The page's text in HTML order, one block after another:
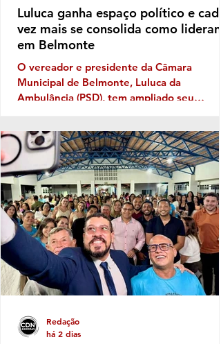
Luluca ganha espaço político e cada
vez mais se consolida como
em Belmonte
O vereador e presidente da Câmara
Municipal de Belmonte, Luluca da
Ambulância (PSD), tem ampliado seu
musculatura política deve aumentar ainda
mais este ano, caso se confirme a
expectativa da votação de Fabíola Mansur,
nome defendido por Luluca para estadual,
sendo a mais votada dentro do núcleo
político governista que tem dois nomes na
disputa, o nome do prefeito e Fabíola,
candidata de Luluca. Luluca conaeguiu ao
longo dos anos montar
Redação
há 2 dias